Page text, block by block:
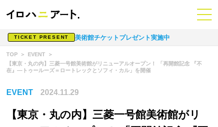
TICKET PRESENT 美術館チケットプレゼント実施中
TOP
EVENT
【東京・丸の内】三菱一号館美術館がリニューアルオープン！ 「再開館記念 『不
在』—トゥールーズ＝ロートレックとソフィ・カル」を開催
EVENT 2024.11.29
【東京・丸の内】三菱一号館美術館がリ